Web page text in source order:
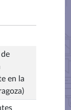
en la